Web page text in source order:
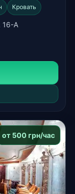
Кровать
16-А
от 500 грн/час